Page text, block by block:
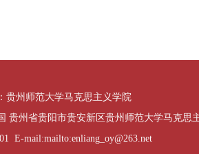
贵州师范大学马克思主义学院
贵州省贵阳市贵安新区贵州师范大学马克思
E-mail:mailto:enliang_oy@263.net